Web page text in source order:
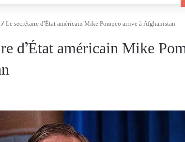
/Le secrétaire d’État américain Mike Pompeo arrive à Afghanistan
d’État américain Mike